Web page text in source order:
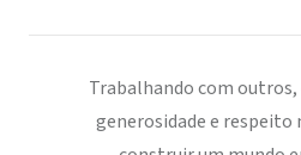
Trabalhando com
generosidade e respeito